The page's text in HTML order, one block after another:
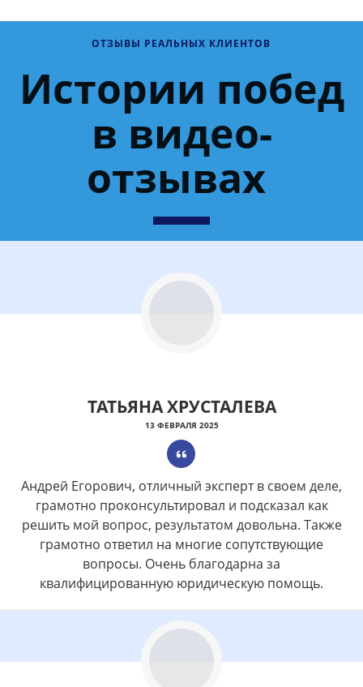
ОТЗЫВЫ РЕАЛЬНЫХ КЛИЕНТОВ
Истории побед
в видео-
отзывах
ТАТЬЯНА ХРУСТАЛЕВА
13 ФЕВРАЛЯ 2025
Андрей Егорович, отличный эксперт в своем деле,
грамотно проконсультировал и подсказал как
решить мой вопрос, результатом довольна. Также
грамотно ответил на многие сопутствующие
вопросы. Очень благодарна за
квалифицированную юридическую помощь.